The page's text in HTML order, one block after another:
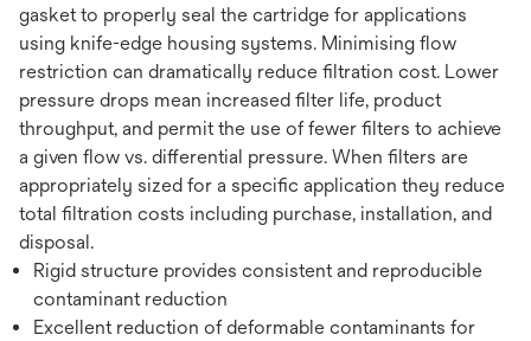
gasket to properly seal the cartridge for applications
using knife-edge housing systems. Minimising flow
restriction can dramatically reduce filtration cost. Lower
pressure drops mean increased filter life, product
throughput, and permit the use of fewer filters to achieve
a given flow vs. differential pressure. When filters are
appropriately sized for a specific application they reduce
total filtration costs including purchase, installation, and
disposal.
Rigid structure provides consistent and reproducible
contaminant reduction
Excellent reduction of deformable contaminants for